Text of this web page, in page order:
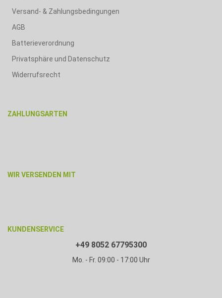
Versand- & Zahlungsbedingungen
AGB
Batterieverordnung
Privatsphäre und Datenschutz
Widerrufsrecht
ZAHLUNGSARTEN
WIR VERSENDEN MIT
KUNDENSERVICE
+49 8052 67795300
Mo. - Fr. 09:00 - 17:00 Uhr